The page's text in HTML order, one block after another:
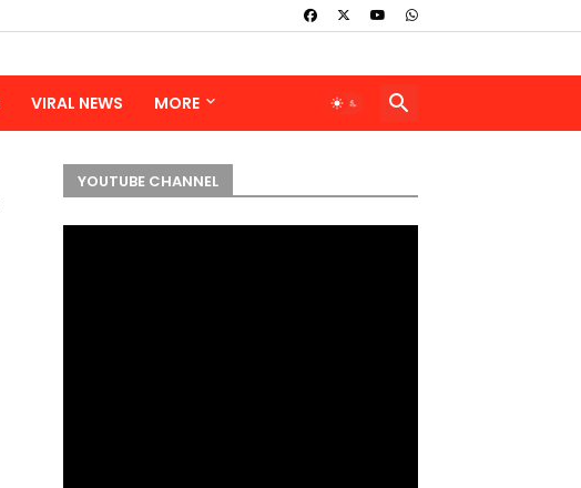
VIRAL NEWS MORE
YOUTUBE CHANNEL